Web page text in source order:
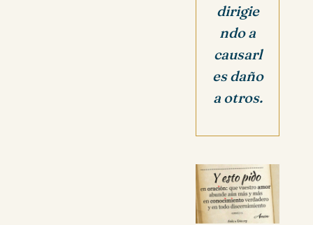
dirigie
ndo a
causarl
es daño
a otros.